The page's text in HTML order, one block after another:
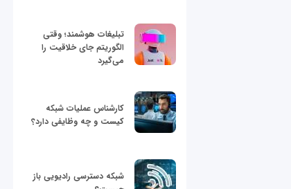
تبلیغات هوشمند؛ وقتی
الگوریتم جای خلاقیت را
می‌گیرد
کارشناس عملیات شبکه
کیست و چه وظایفی دارد؟
شبکه دسترسی رادیویی باز